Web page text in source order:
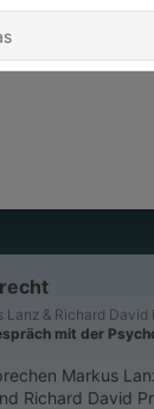
Lanz & Richard David
mit der
Markus
Richard David